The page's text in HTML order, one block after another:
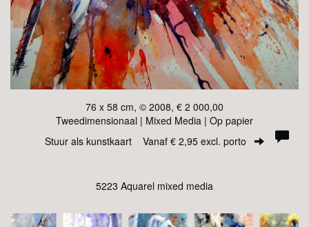
76 x 58 cm, © 2008, € 2 000,00
Tweedimensionaal | Mixed Media | Op papier
Stuur als kunstkaart Vanaf € 2,95 excl. porto
5223 Aquarel mixed media